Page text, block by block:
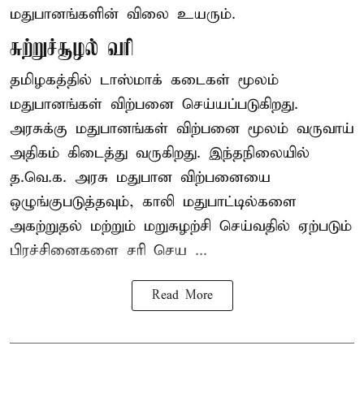
மதுபானங்களின் விலை உயரும்.
சுற்றுச்சூழல் வரி
தமிழகத்தில் டாஸ்மாக் கடைகள் மூலம்
மதுபானங்கள் விற்பனை செய்யப்படுகிறது.
அரசுக்கு மதுபானங்கள் விற்பனை மூலம் வருவாய்
அதிகம் கிடைத்து வருகிறது. இந்தநிலையில்
த.வெ.க. அரசு மதுபான விற்பனையை
ஒழுங்குபடுத்தவும், காலி மதுபாட்டில்களை
அகற்றுதல் மற்றும் மறுசுழற்சி செய்வதில் ஏற்படும்
பிரச்சினைகளை சரி செய ...
Read More